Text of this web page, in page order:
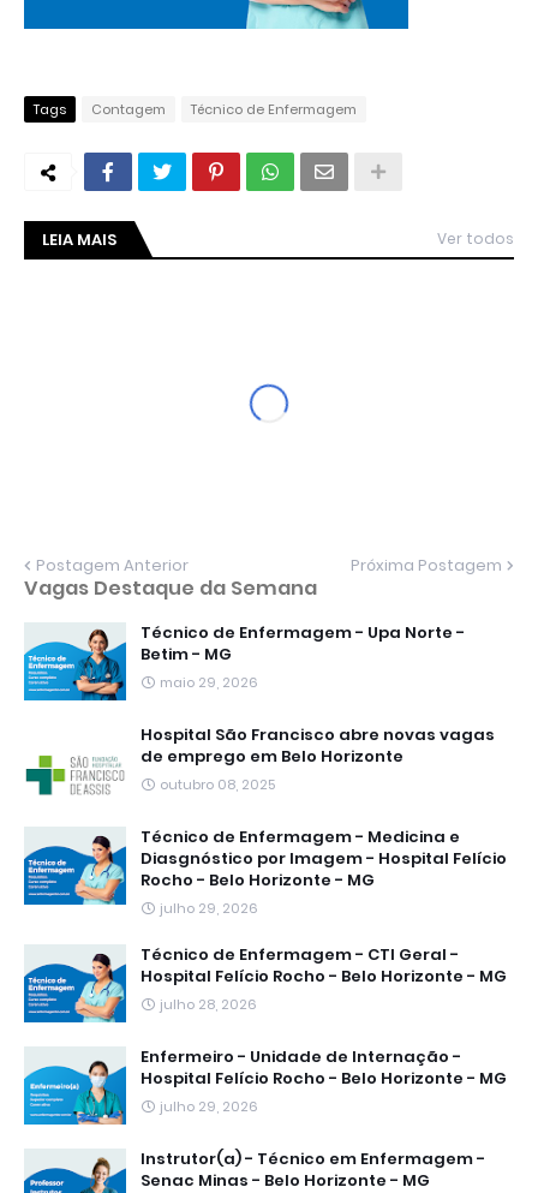
Tags Contagem Técnico de Enfermagem
LEIA MAIS Ver todos
Postagem Anterior Próxima Postagem
Vagas Destaque da Semana
Técnico de Enfermagem - Upa Norte -
Betim - MG
maio 29, 2026
Hospital São Francisco abre novas vagas
de emprego em Belo Horizonte
outubro 08, 2025
Técnico de Enfermagem - Medicina e
Diasgnóstico por Imagem - Hospital Felício
Rocho - Belo Horizonte - MG
julho 29, 2026
Técnico de Enfermagem - CTI Geral -
Hospital Felício Rocho - Belo Horizonte - MG
julho 28, 2026
Enfermeiro - Unidade de Internação -
Hospital Felício Rocho - Belo Horizonte - MG
julho 29, 2026
Instrutor(a) - Técnico em Enfermagem -
Senac Minas - Belo Horizonte - MG